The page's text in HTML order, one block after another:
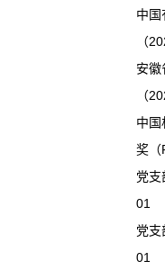
中国
（
安徽
（
中国
奖
党
01
党
01